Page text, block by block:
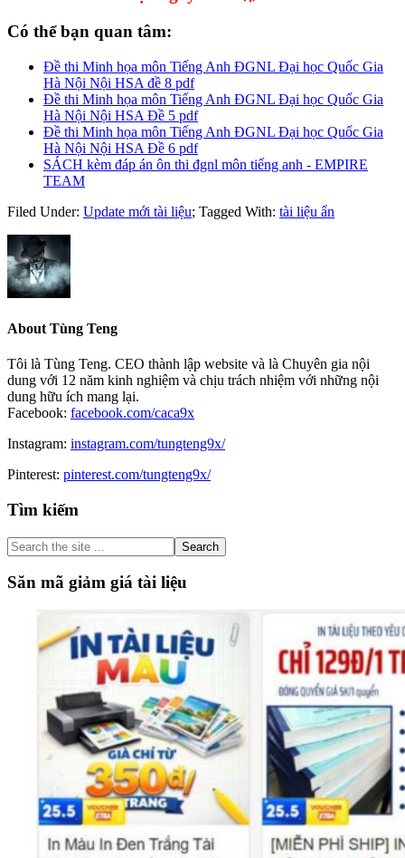
Có thể bạn quan tâm:
Đề thi Minh họa môn Tiếng Anh ĐGNL Đại học Quốc Gia
Hà Nội Nội HSA đề 8 pdf
Đề thi Minh họa môn Tiếng Anh ĐGNL Đại học Quốc Gia
Hà Nội Nội HSA Đề 5 pdf
Đề thi Minh họa môn Tiếng Anh ĐGNL Đại học Quốc Gia
Hà Nội Nội HSA Đề 6 pdf
SÁCH kèm đáp án ôn thi đgnl môn tiếng anh - EMPIRE
TEAM
Filed Under: Update mới tài liệu; Tagged With: tài liệu ẩn
About Tùng Teng
Tôi là Tùng Teng. CEO thành lập website và là Chuyên gia nội
dung với 12 năm kinh nghiệm và chịu trách nhiệm với những nội
dung hữu ích mang lại.
Facebook: facebook.com/caca9x
Instagram: instagram.com/tungteng9x/
Pinterest: pinterest.com/tungteng9x/
Primary
Sidebar
Tìm kiếm
Search
the
site
...
Săn mã giảm giá tài liệu